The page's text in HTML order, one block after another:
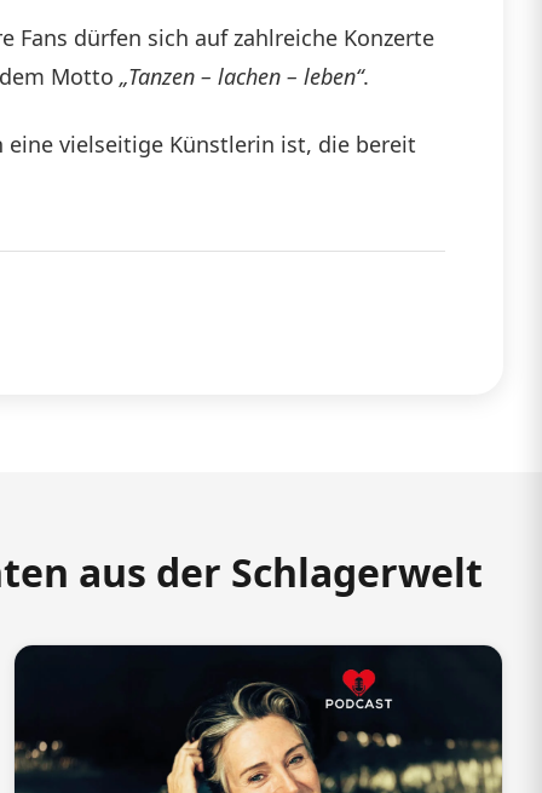
dürfen sich auf zahlreiche Konzerte
Motto „Tanzen – lachen – leben“.
vielseitige Künstlerin ist, die bereit
aus der Schlagerwelt